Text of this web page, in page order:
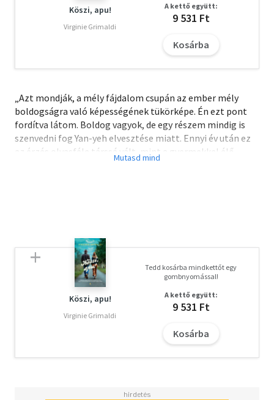
Köszi, apu!
Virginie Grimaldi
A kettő együtt:
9 531 Ft
Kosárba
„Azt mondják, a mély fájdalom csupán az ember mély
boldogságra való képességének tükörképe. Én ezt pont
fordítva látom. Boldog vagyok, de egy részem mindig is
szenvedni fog Yan-yeh elvesztése miatt. Ennyi év után ez
az érzés olyasféle társsá vált, mint a gyermekkel élő
barát. Táplált, és rákényszerített, hogy lélegezzek,
látványos, de rövid életű cseresznyevirágok tavasszal,
vagy a lehulló levelek ősszel.”
Megrendítő történet egy fiatal kínai nőről, aki ősei
csodálatos teatermesztési hagyományában találja meg
élete célját.
A világtól elzárt hegyi faluban Li-yan és családjának életét
megjelenik a falu kapujában egy idegen férfi...
Köszi, apu!
Virginie Grimaldi
Tedd kosárba mindkettőt egy
gombnyomással!
A kettő együtt:
9 531 Ft
Kosárba